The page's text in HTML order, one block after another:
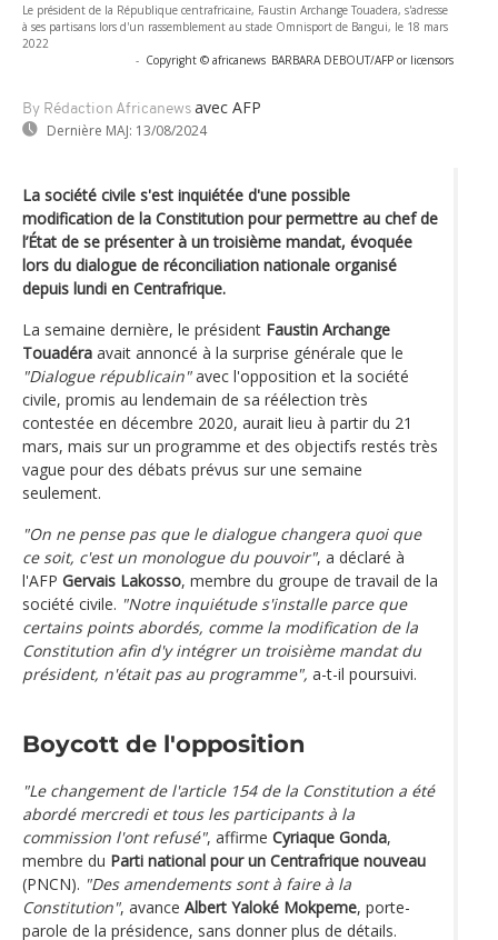
Le président de la République centrafricaine, Faustin Archange Touadera, s'adresse
à ses partisans lors d'un rassemblement au stade Omnisport de Bangui, le 18 mars
2022
- Copyright © africanews BARBARA DEBOUT/AFP or licensors
By Rédaction Africanews avec AFP
Dernière MAJ: 13/08/2024
La société civile s'est inquiétée d'une possible
modification de la Constitution pour permettre au chef de
l’État de se présenter à un troisième mandat, évoquée
lors du dialogue de réconciliation nationale organisé
depuis lundi en Centrafrique.
La semaine dernière, le président Faustin Archange
Touadéra avait annoncé à la surprise générale que le
"Dialogue républicain"avec l'opposition et la société
civile, promis au lendemain de sa réélection très
contestée en décembre 2020, aurait lieu à partir du 21
mars, mais sur un programme et des objectifs restés très
vague pour des débats prévus sur une semaine
seulement.
"On ne pense pas que le dialogue changera quoi que
ce soit, c'est un monologue du pouvoir", a déclaré à
l'AFP Gervais Lakosso, membre du groupe de travail de la
société civile. "Notre inquiétude s'installe parce que
certains points abordés, comme la modification de la
Constitution afin d'y intégrer un troisième mandat du
président, n'était pas au programme", a-t-il poursuivi.
Boycott de l'opposition
"Le changement de l'article 154 de la Constitution a été
abordé mercredi et tous les participants à la
commission l'ont refusé", affirme Cyriaque Gonda,
membre du Parti national pour un Centrafrique nouveau
(PNCN). "Des amendements sont à faire à la
Constitution", avance Albert Yaloké Mokpeme, porte-
parole de la présidence, sans donner plus de détails.